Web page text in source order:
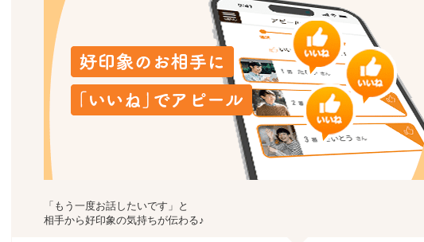
「もう一度お話したいです」と
相手から好印象の気持ちが伝わる♪